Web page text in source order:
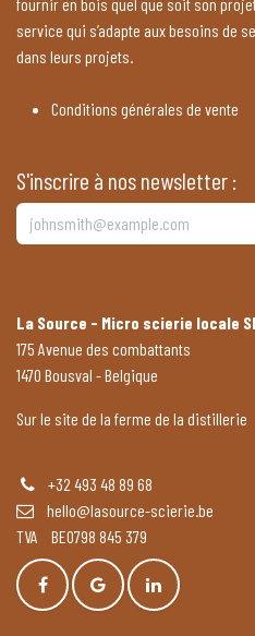
service qui s’adapte aux besoins de
dans leurs projets.
Conditions générales de vente
S'inscrire à nos newsletter :
La Source - Micro scierie locale
175 Avenue des combattants
1470 Bousval - Belgique
Sur le site de la ferme de la distillerie
+32 493 48 89 68
hello@lasource-scierie.be
TVA BE0798 845 379